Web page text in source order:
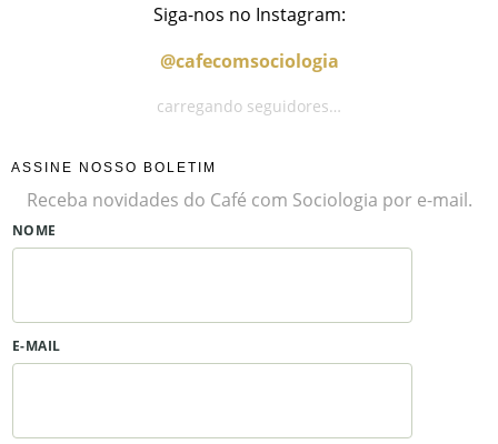
Siga-nos no Instagram:
@cafecomsociologia
carregando seguidores…
ASSINE NOSSO BOLETIM
Receba novidades do Café com Sociologia por e-mail.
NOME
E-MAIL